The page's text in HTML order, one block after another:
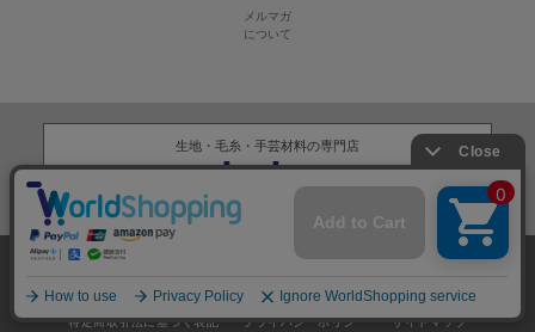
メルマガ
について
生地・毛糸・手芸材料の専門店
特定商取引法に基づく表記 プライバシーポリシー サイトマップ